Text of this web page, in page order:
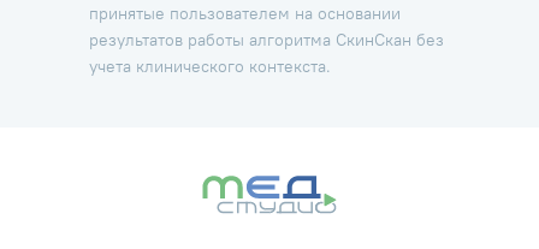
принятые пользователем на основании
результатов работы алгоритма СкинСкан без
учета клинического контекста.